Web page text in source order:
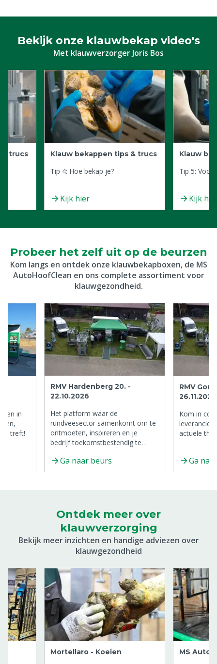
Bekijk onze klauwbekap video's
Met klauwverzorger Joris Bos
trucs Klauw bekappen tips & trucs
Tip 4: Hoe bekap je?
Kijk hier
Klauw
Tip 5:
Kijk
Probeer het zelf uit op de beurzen
Kom langs en ontdek onze klauwbekapboxen, de MS
AutoHoofClean en ons complete assortiment voor
klauwgezondheid.
in
treft!
RMV Hardenberg 20. -
22.10.2026
Het platform waar de
rundveesector samenkomt om te
ontmoeten, inspireren en je
bedrijf toekomstbestendig te
Ga naar beurs
RMV
26.11.2026
Kom in
actuele
Ga
Ontdek meer over
klauwverzorging
Bekijk meer inzichten en handige adviezen over
klauwgezondheid
Mortellaro - Koeien MS